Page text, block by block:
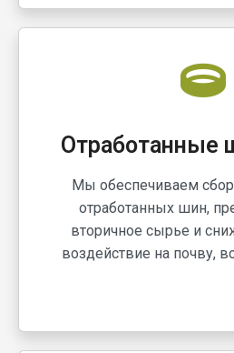
Мы обеспечиваем
отработанных шин,
вторичное сырье и
воздействие на почву,